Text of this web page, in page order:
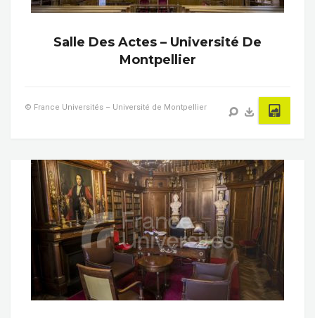
Salle Des Actes – Université De
Montpellier
© France Universités – Université de Montpellier